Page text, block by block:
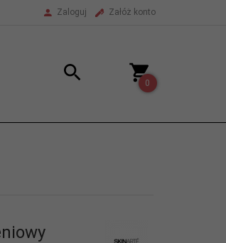
Zaloguj Załóż konto
0